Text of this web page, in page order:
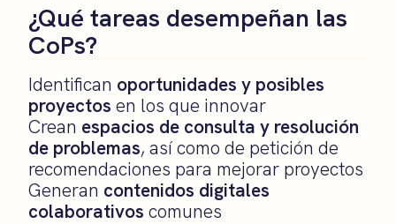
¿Qué tareas desempeñan las
CoPs?
Identifican oportunidades y posibles
proyectos en los que innovar
Crean espacios de consulta y resolución
de problemas, así como de petición de
recomendaciones para mejorar proyectos
Generan contenidos digitales
colaborativos comunes